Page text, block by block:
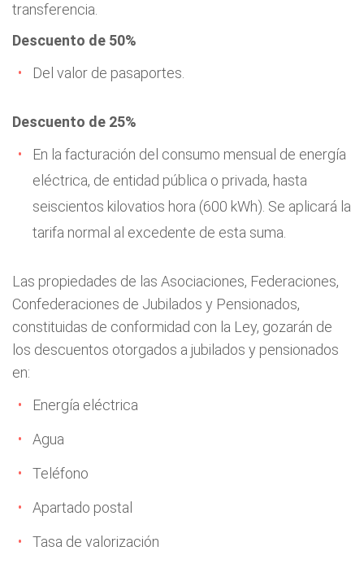
transferencia.
Descuento de 50%
Del valor de pasaportes.
Descuento de 25%
En la facturación del consumo mensual de energía
eléctrica, de entidad pública o privada, hasta
seiscientos kilovatios hora (600 kWh). Se aplicará la
tarifa normal al excedente de esta suma.
Las propiedades de las Asociaciones, Federaciones,
Confederaciones de Jubilados y Pensionados,
constituidas de conformidad con la Ley, gozarán de
los descuentos otorgados a jubilados y pensionados
en:
Energía eléctrica
Agua
Teléfono
Apartado postal
Tasa de valorización